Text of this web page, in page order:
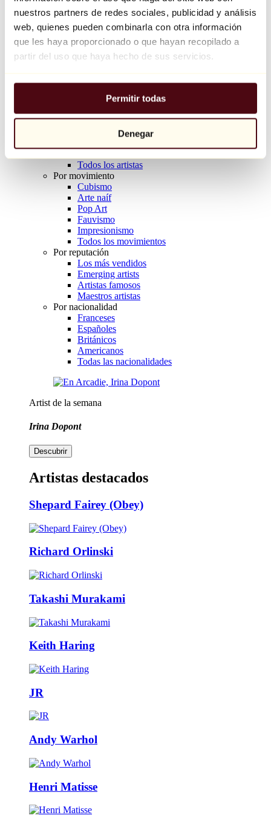
nuestros partners de redes sociales, publicidad y análisis
web, quienes pueden combinarla con otra información
que les haya proporcionado o que hayan recopilado a
partir del uso que haya hecho de sus servicios.
Permitir todas
Denegar
Balloon Dog (Orange)
Jeff Koons
10.000 €
Explorar
Todos los escultores
Todos los fotógrafos
Todos los artistas
Por movimiento
Cubismo
Arte naíf
Pop Art
Fauvismo
Impresionismo
Todos los movimientos
Por reputación
Los más vendidos
Emerging artists
Artistas famosos
Maestros artistas
Por nacionalidad
Franceses
Españoles
Británicos
Americanos
Todas las nacionalidades
Artist de la semana
Irina Dopont
Descubrir
Artistas destacados
Shepard Fairey (Obey)
Richard Orlinski
Takashi Murakami
Keith Haring
JR
Andy Warhol
Henri Matisse